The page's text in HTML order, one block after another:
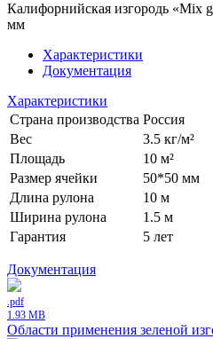
Калифорнийская изгородь «Mix
мм
Характеристики
Документация
Характеристики
Страна производства Россия
Вес
3.5 кг/м²
Площадь
10 м²
Размер ячейки
50*50 мм
Длина рулона
10 м
Ширина рулона
1.5 м
Гарантия
5 лет
Документация
.pdf
1.93 MB
Области применения зеленой